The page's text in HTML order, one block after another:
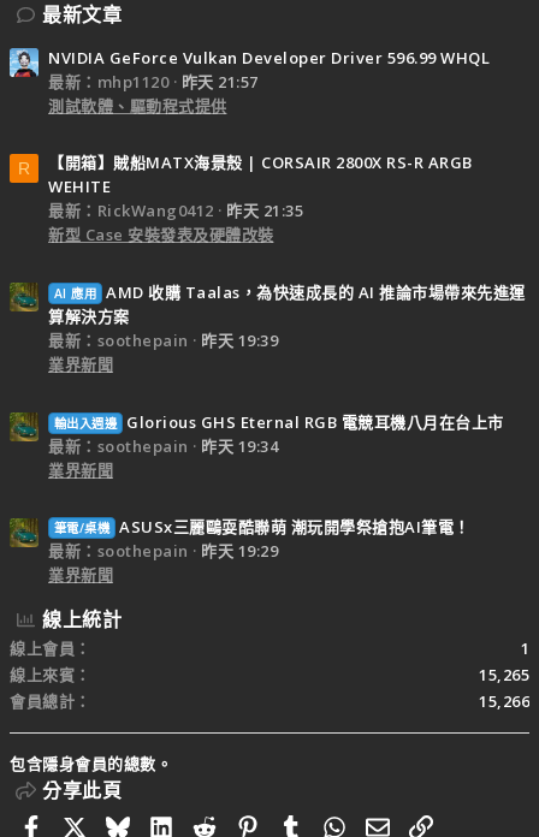
最新文章
NVIDIA GeForce Vulkan Developer Driver 596.99 WHQL
最新：mhp1120
昨天 21:57
測試軟體、驅動程式提供
R
【開箱】賊船MATX海景殼 | CORSAIR 2800X RS-R ARGB
WEHITE
最新：RickWang0412
昨天 21:35
新型 Case 安裝發表及硬體改裝
AI 應用 AMD 收購 Taalas，為快速成長的 AI 推論市場帶來先進運
算解決方案
最新：soothepain
昨天 19:39
業界新聞
輸出入週邊
Glorious GHS Eternal RGB 電競耳機八月在台上市
最新：soothepain
昨天 19:34
業界新聞
筆電/桌機 ASUSx三麗鷗耍酷聯萌 潮玩開學祭搶抱AI筆電！
最新：soothepain
昨天 19:29
業界新聞
線上統計
線上會員
1
線上來賓
15,265
會員總計
15,266
包含隱身會員的總數。
分享此頁
FacebookBlueskyLinkedIn
RedditPinterestTumblrWhatsApp
電子郵件
連結